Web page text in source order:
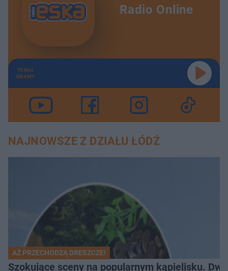
Radio Online
TERAZ
GRAMY
NAJNOWSZE Z DZIAŁU ŁÓDŹ
AŻ PRZECHODZĄ DRESZCZE!
Szokujące sceny na popularnym kąpielisku.